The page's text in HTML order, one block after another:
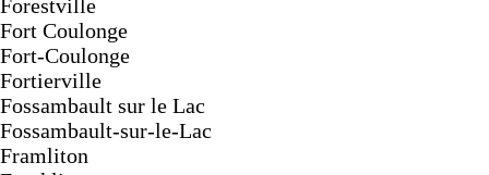
Forestville
Fort Coulonge
Fort-Coulonge
Fortierville
Fossambault sur le Lac
Fossambault-sur-le-Lac
Framliton